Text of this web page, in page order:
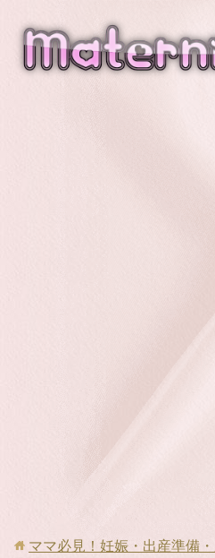
ママ必見！妊娠・出産準備